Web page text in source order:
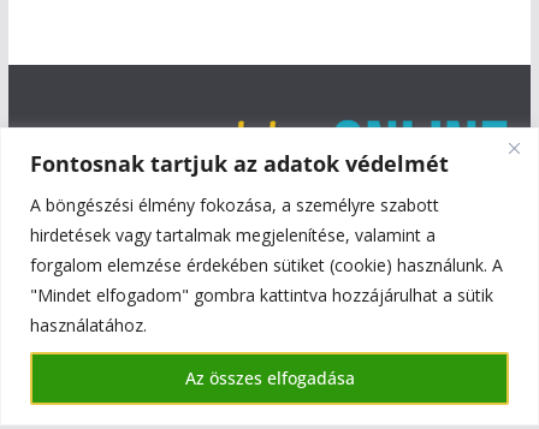
Fontosnak tartjuk az adatok védelmét
A böngészési élmény fokozása, a személyre szabott
hirdetések vagy tartalmak megjelenítése, valamint a
forgalom elemzése érdekében sütiket (cookie) használunk. A
"Mindet elfogadom" gombra kattintva hozzájárulhat a sütik
használatához.
Az összes elfogadása
Copyright © 2026Szentmiklós Online
Theme:ColorMagby ThemeGrill. Powered byWordPress.